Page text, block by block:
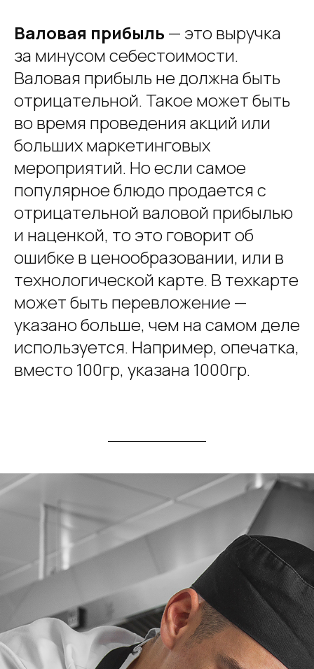
Валовая прибыль — это выручка
за минусом себестоимости.
Валовая прибыль не должна быть
отрицательной. Такое может быть
во время проведения акций или
больших маркетинговых
мероприятий. Но если самое
популярное блюдо продается с
отрицательной валовой прибылью
и наценкой, то это говорит об
ошибке в ценообразовании, или в
технологической карте. В техкарте
может быть перевложение —
указано больше, чем на самом деле
используется. Например, опечатка,
вместо 100гр, указана 1000гр.